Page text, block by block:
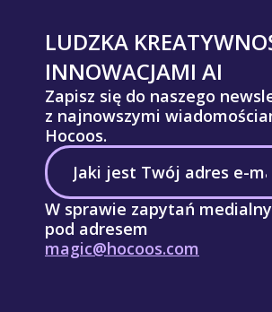
LUDZKA
INNOWACJAMI AI
Zapisz się do naszego
z najnowszymi
Hocoos.
W sprawie zapytań
pod adresem
magic@hocoos.com